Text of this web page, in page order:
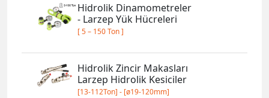
Hidrolik Dinamometreler
- Larzep Yük Hücreleri
[ 5 – 150 Ton ]
Hidrolik Zincir Makasları
Larzep Hidrolik Kesiciler
[13-112Ton] - [ø19-120mm]